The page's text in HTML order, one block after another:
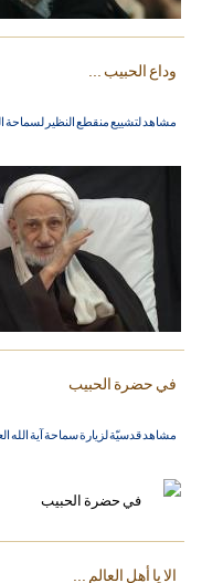
وداع الحبيب ...
مشاهد لتشييع منقطع النظير لسماحة
في حضرة الحبيب
مشاهد قدسيّة لزيارة سماحة آية
الا يا أهل العالم ...